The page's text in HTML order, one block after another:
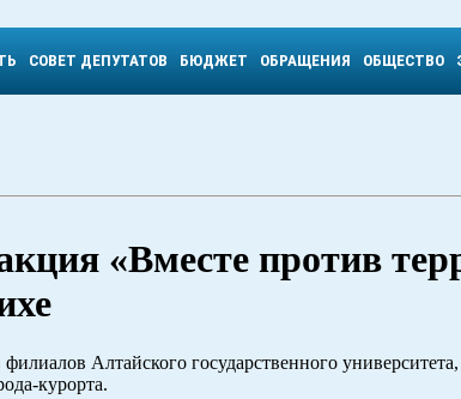
СОВЕТ ДЕПУТАТОВ БЮДЖЕТ ОБРАЩЕНИЯ ОБЩЕСТВО
«Вместе против
Алтайского государственного
курорта.